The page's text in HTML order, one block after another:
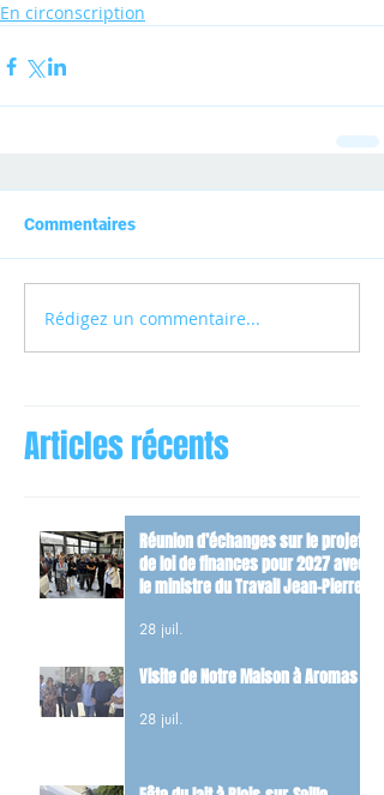
En circonscription
Commentaires
Rédigez un commentaire...
Articles récents
Réunion d’échanges sur le projet
de loi de finances pour 2027 avec
le ministre du Travail Jean-Pierre
28 juil.
Visite de Notre Maison à Aromas
28 juil.